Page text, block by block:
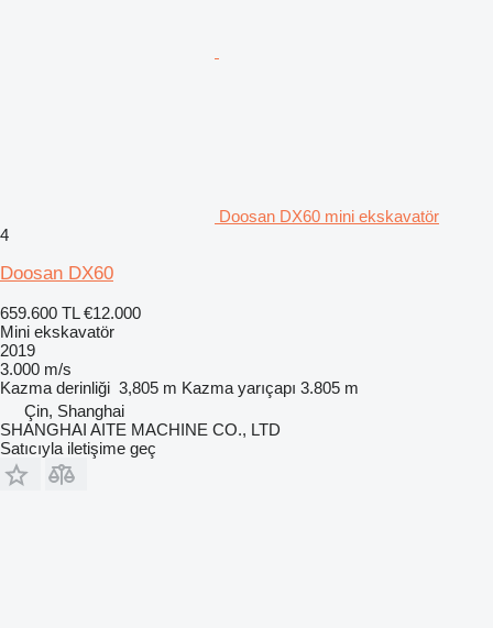
Doosan DX60 mini ekskavatör
4
Doosan DX60
659.600 TL €12.000
Mini ekskavatör
2019
3.000 m/s
Kazma derinliği 3,805 m Kazma yarıçapı 3.805 m
Çin, Shanghai
SHANGHAI AITE MACHINE CO., LTD
Satıcıyla iletişime geç